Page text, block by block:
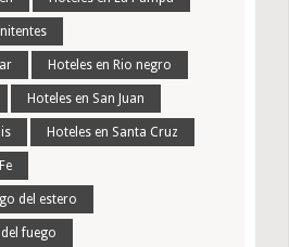
Hoteles en Rio negro
Hoteles en San Juan
Hoteles en Santa Cruz
del estero
fuego